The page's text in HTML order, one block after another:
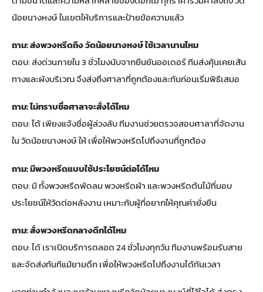
น้อยนางหงษ์ ในเขตให้บริการและป้ายข้อความแล้ว
ถาม: ส่งพวงหรีดถึง วัดน้อยนางหงษ์ ใช้เวลานานไหม
ตอบ: ส่งด่วนภายใน 3 ชั่วโมงนับจากยืนยันออเดอร์ ทีมส่งคุ้นเคยเส้น
ทางและผังบริเวณ จึงส่งถึงศาลาที่ถูกต้องและทันก่อนเริ่มพิธีเสมอ
ถาม: ไม่ทราบชื่อศาลาจะสั่งได้ไหม
ตอบ: ได้ เพียงแจ้งชื่อผู้ล่วงลับ ทีมงานช่วยตรวจสอบศาลาที่จัดงาน
ใน วัดน้อยนางหงษ์ ให้ เพื่อให้พวงหรีดไปถึงงานที่ถูกต้อง
ถาม: มีพวงหรีดแบบใช้ประโยชน์ต่อได้ไหม
ตอบ: มี ทั้งพวงหรีดพัดลม พวงหรีดผ้า และพวงหรีดต้นไม้ที่มอบ
ประโยชน์ให้วัดต่อหลังงาน เหมาะกับผู้ที่อยากให้คุณค่ายั่งยืน
ถาม: สั่งพวงหรีดกลางดึกได้ไหม
ตอบ: ได้ เราเปิดบริการตลอด 24 ชั่วโมงทุกวัน ทีมงานพร้อมรับสาย
และจัดส่งทันทีแม้ยามดึก เพื่อให้พวงหรีดไปถึงงานได้ทันเวลา